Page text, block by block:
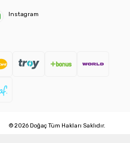
Instagram
© 2026 Doğaç Tüm Hakları Saklıdır.